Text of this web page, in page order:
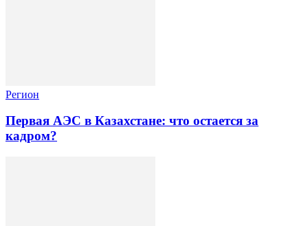
Регион
Первая АЭС в Казахстане: что остается за
кадром?